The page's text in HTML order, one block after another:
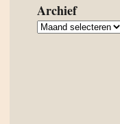
Archief
Archief